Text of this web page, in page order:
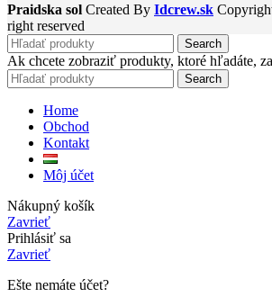
Praidska sol Created By Idcrew.sk
right reserved
Search
Ak chcete zobraziť produkty, ktoré hľadáte,
Search
Home
Obchod
Kontakt
Môj účet
Nákupný košík
Zavrieť
Prihlásiť sa
Zavrieť
Ešte nemáte účet?